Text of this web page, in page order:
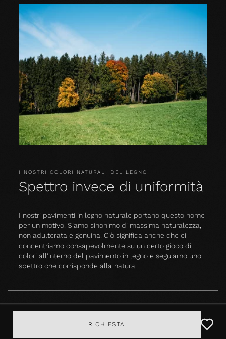
I NOSTRI COLORI NATURALI DEL LEGNO
Spettro invece di uniformità
I nostri pavimenti in legno naturale portano questo nome
per un motivo. Siamo sinonimo di massima naturalezza,
non adulterata e genuina. Ciò significa anche che ci
concentriamo consapevolmente su un certo gioco di
colori all'interno del pavimento in legno e seguiamo uno
spettro che corrisponde alla natura.
RICHIESTA